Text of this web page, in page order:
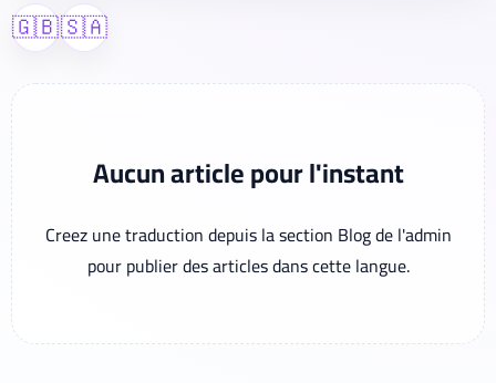
🇬🇧🇸🇦
Aucun article pour l'instant
Creez une traduction depuis la section Blog de l'admin
pour publier des articles dans cette langue.